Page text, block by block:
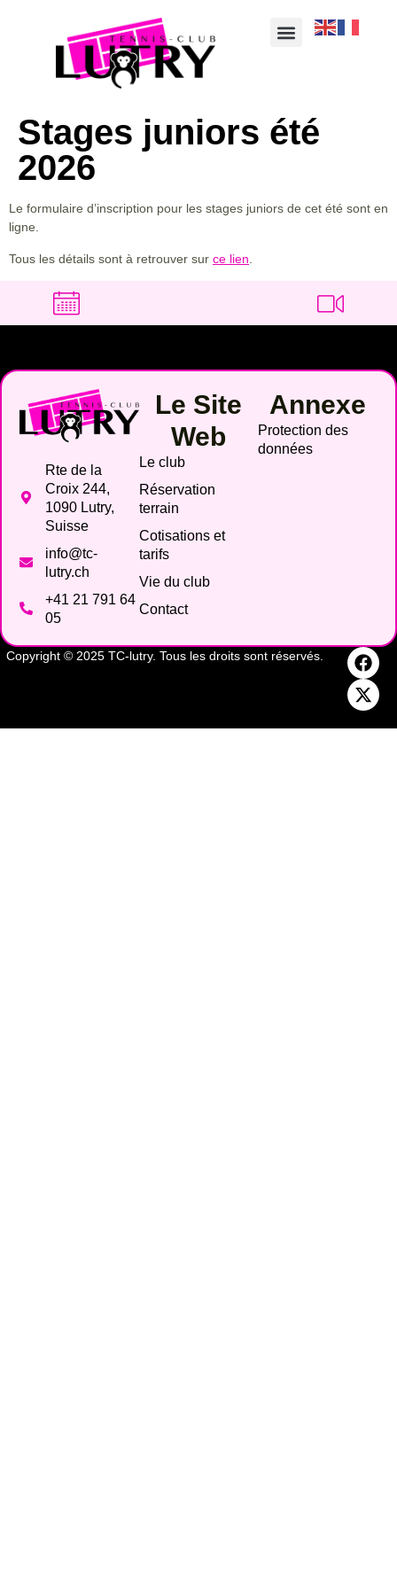
Stages juniors été
2026
Le formulaire d’inscription pour les stages juniors de cet été sont en
ligne.
Tous les détails sont à retrouver sur ce lien
Rte de la
Croix 244,
1090 Lutry,
Suisse
info@tc-
lutry.ch
+41 21 791 64
05
Le Site
Web
Le club
Réservation
terrain
Cotisations et
tarifs
Vie du club
Contact
Annexe
Protection des
données
Copyright © 2025 TC-lutry. Tous les droits sont réservés.